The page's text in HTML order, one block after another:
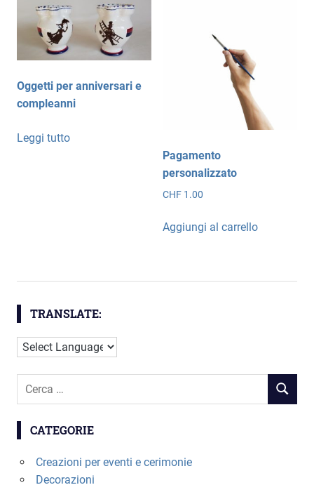
Oggetti per anniversari e
compleanni
Leggi tutto
Pagamento
personalizzato
CHF 1.00
Aggiungi al carrello
TRANSLATE:
Cerca
RICERCA
CATEGORIE
Creazioni per eventi e cerimonie
Decorazioni